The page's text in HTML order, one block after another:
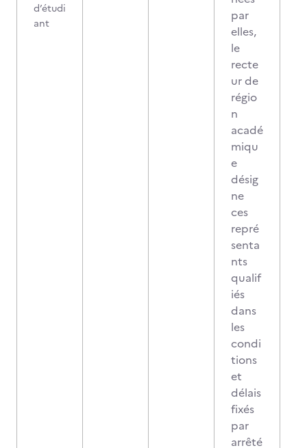
d’étudi
ant
par
elles,
le
recte
ur de
régio
n
acadé
miqu
e
désig
ne
ces
repré
senta
nts
qualif
iés
dans
les
condi
tions
et
délais
fixés
par
arrêté